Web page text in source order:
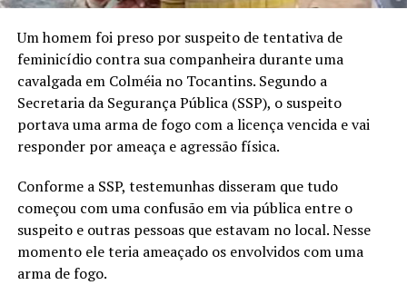
Um homem foi preso por suspeito de tentativa de
feminicídio contra sua companheira durante uma
cavalgada em Colméia no Tocantins. Segundo a
Secretaria da Segurança Pública (SSP), o suspeito
portava uma arma de fogo com a licença vencida e vai
responder por ameaça e agressão física.
Conforme a SSP, testemunhas disseram que tudo
começou com uma confusão em via pública entre o
suspeito e outras pessoas que estavam no local. Nesse
momento ele teria ameaçado os envolvidos com uma
arma de fogo.